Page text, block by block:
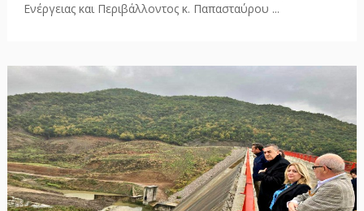
Ενέργειας και Περιβάλλοντος κ. Παπασταύρου ...